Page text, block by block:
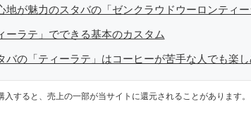
地が魅力のスタバの「ゼンクラウドウーロンティー
ーラテ」でできる基本のカスタム
バの「ティーラテ」はコーヒーが苦手な人でも楽
すると、売上の一部が当サイトに還元されることがあります。